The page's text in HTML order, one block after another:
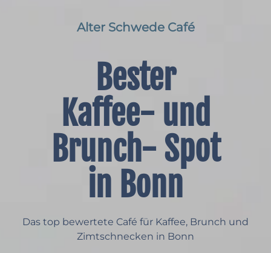
Alter Schwede Café
Bester
Kaffee- und
Brunch- Spot
in Bonn
Das top bewertete Café für Kaffee, Brunch und
Zimtschnecken in Bonn